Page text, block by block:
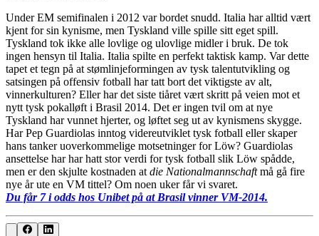
Under EM semifinalen i 2012 var bordet snudd. Italia har alltid vært
kjent for sin kynisme, men Tyskland ville spille sitt eget spill.
Tyskland tok ikke alle lovlige og ulovlige midler i bruk. De tok
ingen hensyn til Italia. Italia spilte en perfekt taktisk kamp. Var dette
tapet et tegn på at stømlinjeformingen av tysk talentutvikling og
satsingen på offensiv fotball har tatt bort det viktigste av alt,
vinnerkulturen? Eller har det siste tiåret vært skritt på veien mot et
nytt tysk pokalløft i Brasil 2014. Det er ingen tvil om at nye
Tyskland har vunnet hjerter, og løftet seg ut av kynismens skygge.
Har Pep Guardiolas inntog videreutviklet tysk fotball eller skaper
hans tanker uoverkommelige motsetninger for Löw? Guardiolas
ansettelse har har hatt stor verdi for tysk fotball slik Löw spådde,
men er den skjulte kostnaden at die Nationalmannschaftmå gå fire
nye år ute en VM tittel? Om noen uker får vi svaret.
Du får 7 i odds hos Unibet på at Brasil vinner VM-2014.